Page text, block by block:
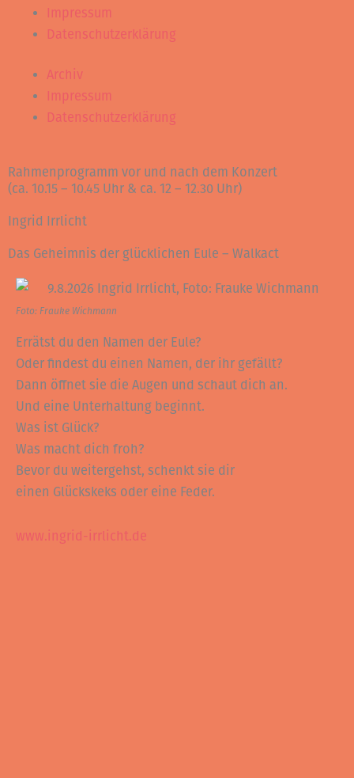
Impressum
Datenschutzerklärung
Archiv
Impressum
Datenschutzerklärung
Rahmenprogramm vor und nach dem Konzert
(ca. 10.15 – 10.45 Uhr & ca. 12 – 12.30 Uhr)
Ingrid Irrlicht
Das Geheimnis der glücklichen Eule – Walkact
Foto: Frauke Wichmann
Errätst du den Namen der Eule?
Oder findest du einen Namen, der ihr gefällt?
Dann öffnet sie die Augen und schaut dich an.
Und eine Unterhaltung beginnt.
Was ist Glück?
Was macht dich froh?
Bevor du weitergehst, schenkt sie dir
einen Glückskeks oder eine Feder.
www.ingrid-irrlicht.de